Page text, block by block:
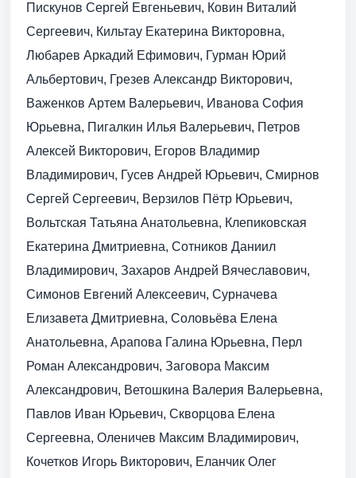
Пискунов Сергей Евгеньевич, Ковин Виталий
Сергеевич, Кильтау Екатерина Викторовна,
Любарев Аркадий Ефимович, Гурман Юрий
Альбертович, Грезев Александр Викторович,
Важенков Артем Валерьевич, Иванова София
Юрьевна, Пигалкин Илья Валерьевич, Петров
Алексей Викторович, Егоров Владимир
Владимирович, Гусев Андрей Юрьевич, Смирнов
Сергей Сергеевич, Верзилов Пётр Юрьевич,
Вольтская Татьяна Анатольевна, Клепиковская
Екатерина Дмитриевна, Сотников Даниил
Владимирович, Захаров Андрей Вячеславович,
Симонов Евгений Алексеевич, Сурначева
Елизавета Дмитриевна, Соловьёва Елена
Анатольевна, Арапова Галина Юрьевна, Перл
Роман Александрович, Заговора Максим
Александрович, Ветошкина Валерия Валерьевна,
Павлов Иван Юрьевич, Скворцова Елена
Сергеевна, Оленичев Максим Владимирович,
Кочетков Игорь Викторович, Еланчик Олег